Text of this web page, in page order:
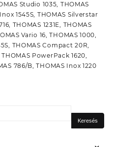
Studio 1035, THOMAS
1545S, THOMAS Silverstar
THOMAS 1231E, THOMAS
Vario 16, THOMAS 1000,
THOMAS Compact 20R,
PowerPack 1620,
786/B, THOMAS Inox 1220
Keresés